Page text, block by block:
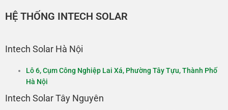
HỆ THỐNG INTECH SOLAR
Intech Solar Hà Nội
Lô 6, Cụm Công Nghiệp Lai Xá, Phường Tây Tựu, Thành Phố
Hà Nội​
Intech Solar Tây Nguyên